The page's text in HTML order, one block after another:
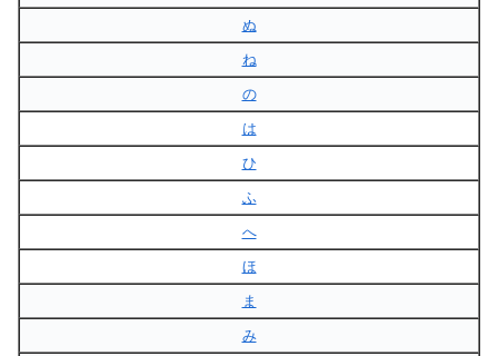
ぬ
ね
の
は
ひ
ふ
へ
ほ
ま
み